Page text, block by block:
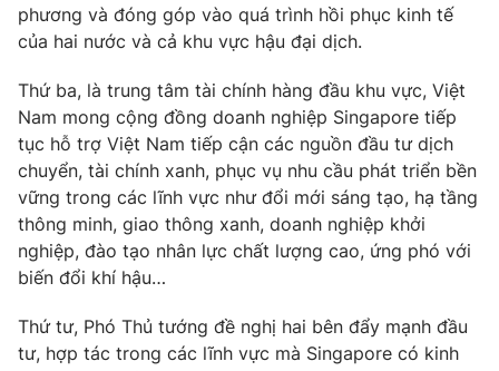
phương và đóng góp vào quá trình hồi phục kinh tế
của hai nước và cả khu vực hậu đại dịch.
Thứ ba, là trung tâm tài chính hàng đầu khu vực, Việt
Nam mong cộng đồng doanh nghiệp Singapore tiếp
tục hỗ trợ Việt Nam tiếp cận các nguồn đầu tư dịch
chuyển, tài chính xanh, phục vụ nhu cầu phát triển bền
vững trong các lĩnh vực như đổi mới sáng tạo, hạ tầng
thông minh, giao thông xanh, doanh nghiệp khởi
nghiệp, đào tạo nhân lực chất lượng cao, ứng phó với
biến đổi khí hậu…
Thứ tư, Phó Thủ tướng đề nghị hai bên đẩy mạnh đầu
tư, hợp tác trong các lĩnh vực mà Singapore có kinh